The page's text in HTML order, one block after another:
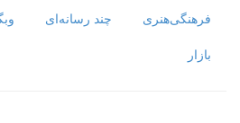
فرهنگی‌هنری چند رسانه‌ای
بازار